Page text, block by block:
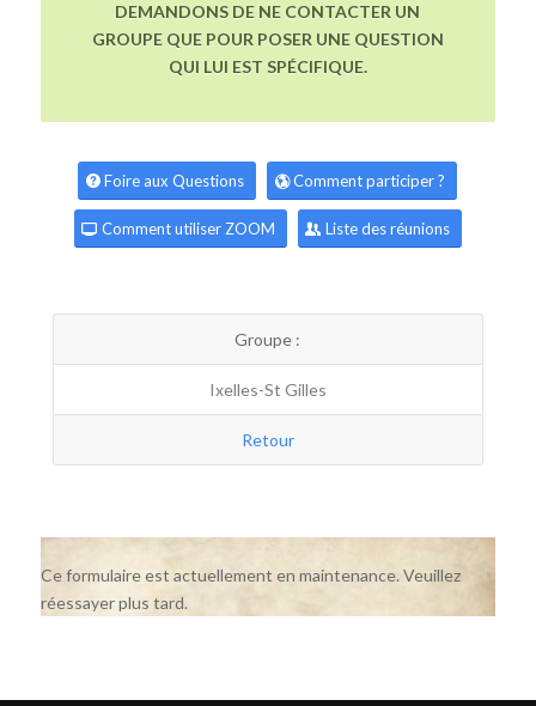
DEMANDONS DE NE CONTACTER UN
GROUPE QUE POUR POSER UNE QUESTION
QUI LUI EST SPÉCIFIQUE.
Foire aux Questions Comment participer ?
Comment utiliser ZOOM Liste des réunions
Groupe :
Ixelles-St Gilles
Retour
Ce formulaire est actuellement en maintenance. Veuillez
réessayer plus tard.